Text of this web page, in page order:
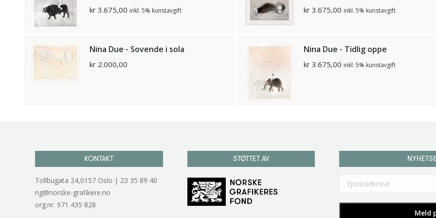
kr 3.675,00 inkl. 5% kunstavgift kr3.675,00 inkl. 5% kunstavgift
Nina Due - Sovende i sola
kr 2.000,00
Nina Due - Tidlig oppe
kr3.675,00 inkl. 5% kunstavgift
KONTAKT
Tollbugata 24,0157 Oslo | 23 35 89 40
ng@norske-grafikere.no
org.nr. 971 435 828
STØTTET AV